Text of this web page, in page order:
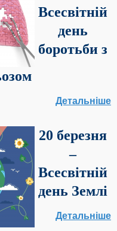
Всесвітній
день
боротьби з
Детальніше
20 березня
–
Всесвітній
день Землі
Детальніше